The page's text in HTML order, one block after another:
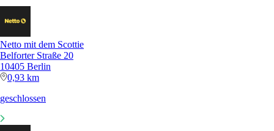
Netto mit dem Scottie
Belforter Straße 20
10405 Berlin
0,93 km
geschlossen